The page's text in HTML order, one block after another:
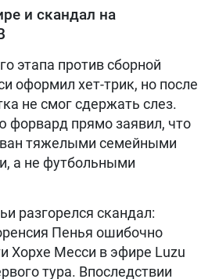
и скандал на
этапа против сборной
оформил хет-трик, но после
не смог сдержать слез.
форвард прямо заявил, что
тяжелыми семейными
а не футбольными
разгорелся скандал:
Пенья ошибочно
Хорхе Месси в эфире Luzu
тура. Впоследствии